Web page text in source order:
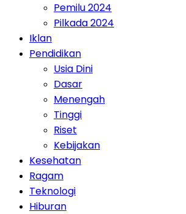
Pemilu 2024
Pilkada 2024
Iklan
Pendidikan
Usia Dini
Dasar
Menengah
Tinggi
Riset
Kebijakan
Kesehatan
Ragam
Teknologi
Hiburan